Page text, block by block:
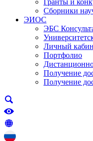
Гранты и
Сборники
ЭИОС
ЭБС
Личный
Портфолио
Получение
Получение